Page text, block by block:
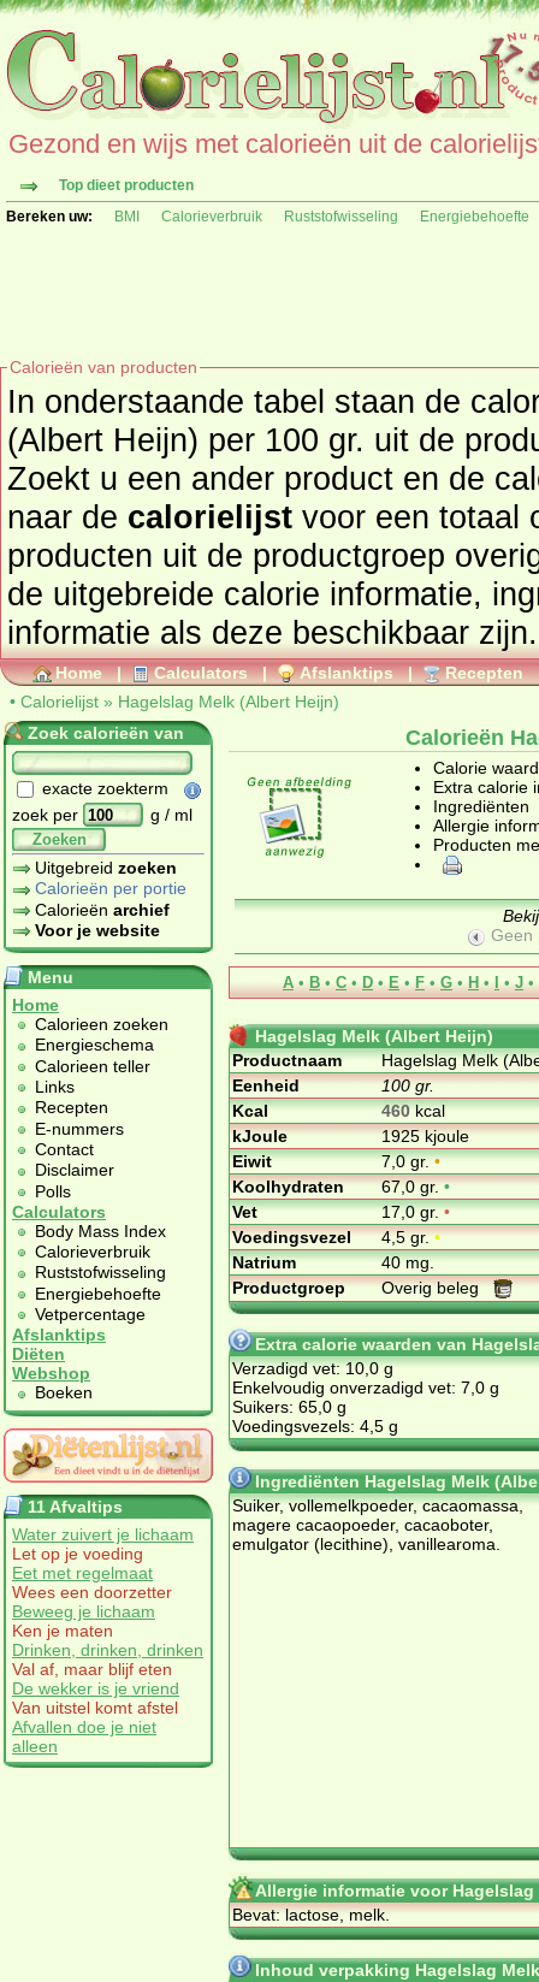
Gezond en wijs met calorieën uit de
Top dieet producten
Bereken uw:
BMI Calorieverbruik Ruststofwisseling Energiebehoefte
Calorieën van producten
In onderstaande tabel staan de
(Albert Heijn) per 100 gr. uit de
Zoekt u een ander product en de
naar de calorielijst voor een totaal
producten uit de productgroep
de uitgebreide calorie informatie,
informatie als deze beschikbaar zijn.
Home | Calculators | Afslanktips | Recepten
• Calorielijst » Hagelslag Melk (Albert Heijn)
Zoek calorieën van
exacte zoekterm
zoek per
g / ml
Zoeken
Uitgebreid zoeken
Calorieën per portie
Calorieën archief
Voor je website
Menu
Home
Calorieen zoeken
Energieschema
Calorieen teller
Links
Recepten
E-nummers
Contact
Disclaimer
Polls
Calculators
Body Mass Index
Calorieverbruik
Ruststofwisseling
Energiebehoefte
Vetpercentage
Afslanktips
Diëten
Webshop
Boeken
11 Afvaltips
Water zuivert je lichaam
Let op je voeding
Eet met regelmaat
Wees een doorzetter
Beweeg je lichaam
Ken je maten
Drinken, drinken, drinken
Val af, maar blijf eten
De wekker is je vriend
Van uitstel komt afstel
Afvallen doe je niet
alleen
Calorieën
Calorie
Extra calorie
Ingrediënten
Allergie
Producten
Geen
A • B • C • D • E • F • G • H • I • J •
Hagelslag Melk (Albert Heijn)
Productnaam
Hagelslag Melk
Eenheid
100 gr.
Kcal
460kcal
kJoule
1925 kjoule
Eiwit
7,0 gr.•
Koolhydraten
67,0 gr.•
Vet
17,0 gr.•
Voedingsvezel
4,5 gr.•
Natrium
40 mg.
Productgroep
Overig beleg
Extra calorie waarden van
Verzadigd vet: 10,0 g
Enkelvoudig onverzadigd vet: 7,0 g
Suikers: 65,0 g
Voedingsvezels: 4,5 g
Ingrediënten Hagelslag Melk
Suiker, vollemelkpoeder, cacaomassa,
magere cacaopoeder, cacaoboter,
emulgator (lecithine), vanillearoma.
Allergie informatie voor
Bevat: lactose, melk.
Inhoud verpakking Hagelslag